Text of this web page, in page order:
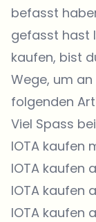
befasst
gefasst hast
kaufen, bist
Wege, um an
folgenden
Viel Spass
IOTA kaufen
IOTA kaufen
IOTA kaufen
IOTA kaufen